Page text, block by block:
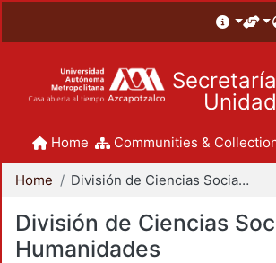
Unidad
Home Communities &
Home División de Ciencias Sociales y Humanidades
División de Ciencias
Humanidades